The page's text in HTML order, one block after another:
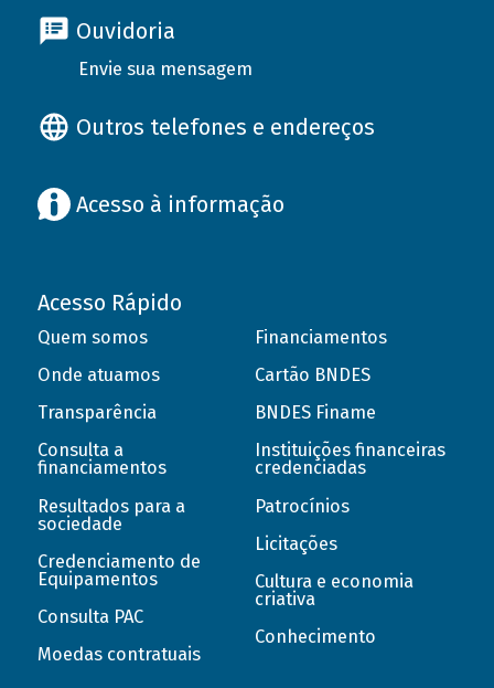
Ouvidoria
Envie sua mensagem
Outros telefones e endereços
Acesso à informação
Acesso Rápido
Quem somos
Onde atuamos
Transparência
Consulta a
financiamentos
Resultados para a
sociedade
Credenciamento de
Equipamentos
Consulta PAC
Moedas contratuais
Financiamentos
Cartão BNDES
BNDES Finame
Instituições financeiras
credenciadas
Patrocínios
Licitações
Cultura e economia
criativa
Conhecimento